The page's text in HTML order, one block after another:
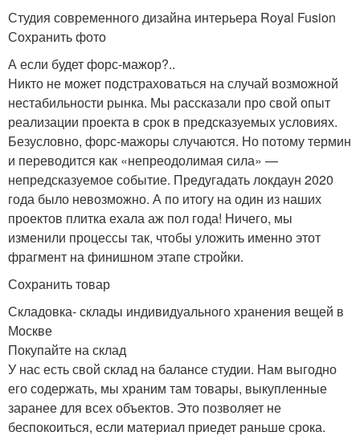
Студия современного дизайна интерьера Royal Fusion
Сохранить фото
А если будет форс-мажор?..
Никто не может подстраховаться на случай возможной
нестабильности рынка. Мы рассказали про свой опыт
реализации проекта в срок в предсказуемых условиях.
Безусловно, форс-мажоры случаются. Но потому термин
и переводится как «непреодолимая сила» —
непредсказуемое событие. Предугадать локдаун 2020
года было невозможно. А по итогу на один из наших
проектов плитка ехала аж пол года! Ничего, мы
изменили процессы так, чтобы уложить именно этот
фрагмент на финишном этапе стройки.
Сохранить товар
Складовка- склады индивидуального хранения вещей в
Москве
Покупайте на склад
У нас есть свой склад на балансе студии. Нам выгодно
его содержать, мы храним там товары, выкупленные
заранее для всех объектов. Это позволяет не
беспокоиться, если материал приедет раньше срока.